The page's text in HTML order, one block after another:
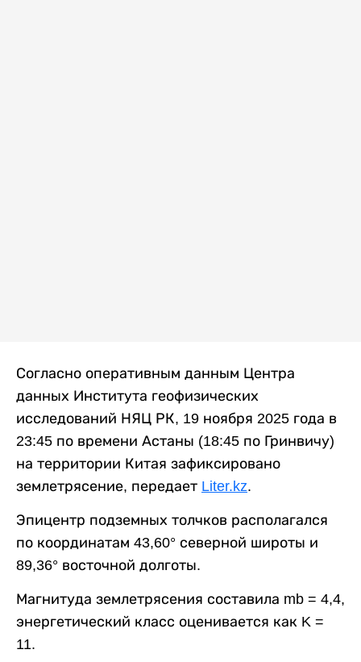
Согласно оперативным данным Центра
данных Института геофизических
исследований НЯЦ РК, 19 ноября 2025 года в
23:45 по времени Астаны (18:45 по Гринвичу)
на территории Китая зафиксировано
землетрясение, передает Liter.kz.
Эпицентр подземных толчков располагался
по координатам 43,60° северной широты и
89,36° восточной долготы.
Магнитуда землетрясения составила mb = 4,4,
энергетический класс оценивается как K =
11.